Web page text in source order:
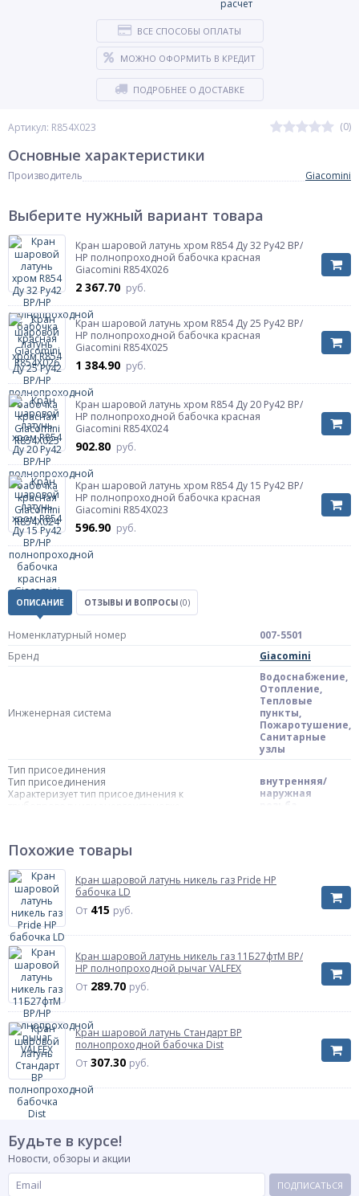
Артикул: R854X023 (0)
ВСЕ СПОСОБЫ ОПЛАТЫ
МОЖНО ОФОРМИТЬ В КРЕДИТ
ПОДРОБНЕЕ О ДОСТАВКЕ
Основные характеристики
Производитель Giacomini
Выберите нужный вариант товара
Кран шаровой латунь хром R854 Ду 32 Ру42 ВР/
НР полнопроходной бабочка красная
Giacomini R854X026
2 367.70 руб.
Кран шаровой латунь хром R854 Ду 25 Ру42 ВР/
НР полнопроходной бабочка красная
Giacomini R854X025
1 384.90 руб.
Кран шаровой латунь хром R854 Ду 20 Ру42 ВР/
НР полнопроходной бабочка красная
Giacomini R854X024
902.80 руб.
Кран шаровой латунь хром R854 Ду 15 Ру42 ВР/
НР полнопроходной бабочка красная
Giacomini R854X023
596.90 руб.
ОПИСАНИЕ ОТЗЫВЫ И ВОПРОСЫ (0)
Номенклатурный номер
007-5501
Бренд
Giacomini
Инженерная система
Водоснабжение,
Отопление,
Тепловые
пункты,
Пожаротушение,
Санитарные
узлы
Тип присоединения
Тип присоединения
Характеризует тип присоединения к
внутренняя/
наружная
Тип затвора
Характеризует способ управления и тип органа
управления крана
Цвет ручки/бабочки
Тип прохода
Тип прохода
Характеризует отношение размера отверстия
шара к размеру присоединяемого
трубопровода
полнопроходной
ГОСТ
2021
Материал
Газ
Газ
Указывается для тех кранов которые имеют
разрешение на установку на газопроводах
Модель
Указывает модель как в паспорте производителя
либо типовая фигура
Рабочая среда
Похожие товары
Кран шаровой латунь никель газ Pride НР
бабочка LD
От 415 руб.
Кран шаровой латунь никель газ 11Б27фтМ ВР/
НР полнопроходной рычаг VALFEX
От 289.70 руб.
Кран шаровой латунь Стандарт ВР
полнопроходной бабочка Dist
От 307.30 руб.
Будьте в курсе!
Новости, обзоры и акции
ПОДПИСАТЬСЯ